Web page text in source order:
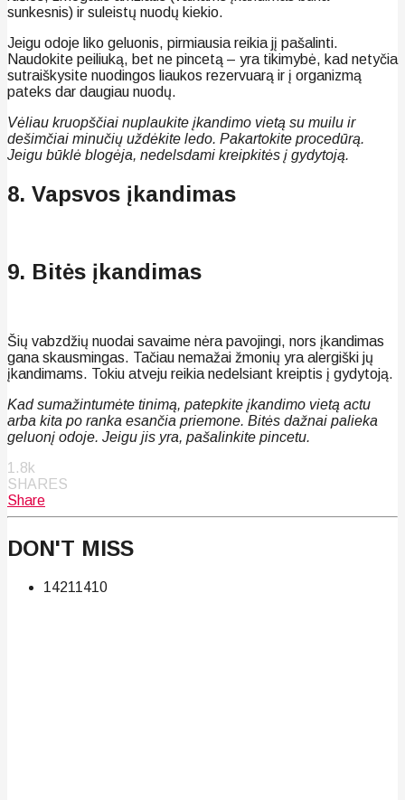
sunkesnis) ir suleistų nuodų kiekio.
Jeigu odoje liko geluonis, pirmiausia reikia jį pašalinti.
Naudokite peiliuką, bet ne pincetą – yra tikimybė, kad netyčia
sutraiškysite nuodingos liaukos rezervuarą ir į organizmą
pateks dar daugiau nuodų.
Vėliau kruopščiai nuplaukite įkandimo vietą su muilu ir
dešimčiai minučių uždėkite ledo. Pakartokite procedūrą.
Jeigu būklė blogėja, nedelsdami kreipkitės į gydytoją.
8. Vapsvos įkandimas
9. Bitės įkandimas
Šių vabzdžių nuodai savaime nėra pavojingi, nors įkandimas
gana skausmingas. Tačiau nemažai žmonių yra alergiški jų
įkandimams. Tokiu atveju reikia nedelsiant kreiptis į gydytoją.
Kad sumažintumėte tinimą, patepkite įkandimo vietą actu
arba kita po ranka esančia priemone. Bitės dažnai palieka
geluonį odoje. Jeigu jis yra, pašalinkite pincetu.
1.8k
SHARES
Share
DON'T MISS
14211410